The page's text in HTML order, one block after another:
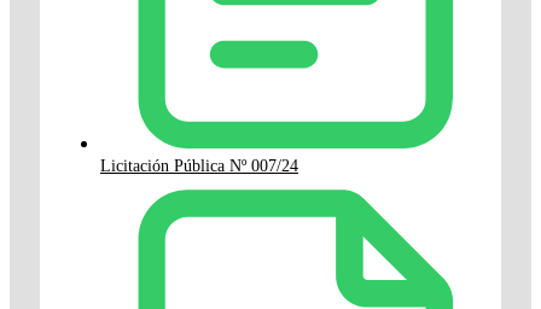
Licitación Pública Nº 007/24